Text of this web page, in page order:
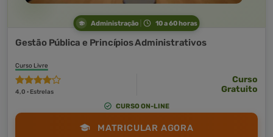
Administração 10 a 60 horas
Gestão Pública e Princípios Administrativos
Curso Livre
4,0 · Estrelas
Curso
Gratuito
CURSO ON-LINE
MATRICULAR AGORA